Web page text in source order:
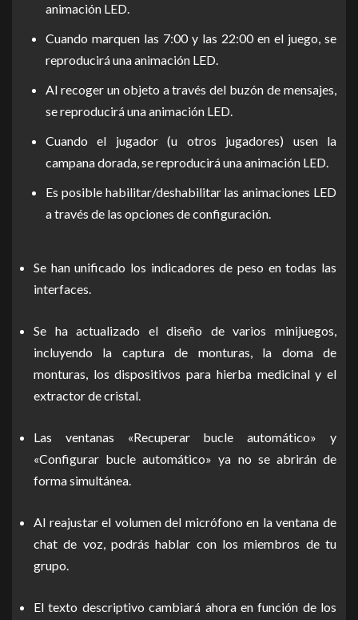
animación LED.
Cuando marquen las 7:00 y las 22:00 en el juego, se
reproducirá una animación LED.
Al recoger un objeto a través del buzón de mensajes,
se reproducirá una animación LED.
Cuando el jugador (u otros jugadores) usen la
campana dorada, se reproducirá una animación LED.
Es posible habilitar/deshabilitar las animaciones LED
a través de las opciones de configuración.
Se han unificado los indicadores de peso en todas las
interfaces.
Se ha actualizado el diseño de varios minijuegos,
incluyendo la captura de monturas, la doma de
monturas, los dispositivos para hierba medicinal y el
extractor de cristal.
Las ventanas «Recuperar bucle automático» y
«Configurar bucle automático» ya no se abrirán de
forma simultánea.
Al reajustar el volumen del micrófono en la ventana de
chat de voz, podrás hablar con los miembros de tu
grupo.
El texto descriptivo cambiará ahora en función de los